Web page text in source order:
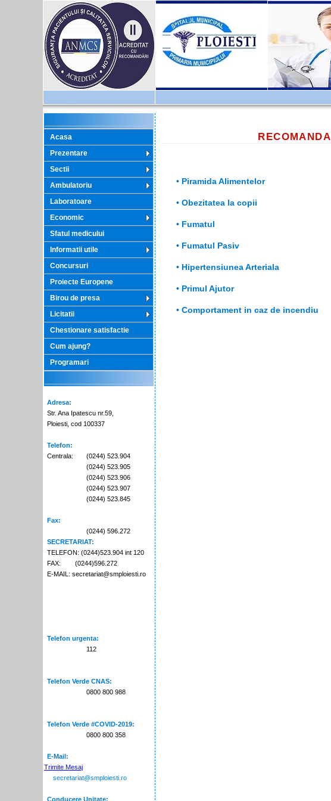
Acasa
Prezentare
Sectii
Ambulatoriu
Laboratoare
Economic
Sfatul medicului
Informatii utile
Concursuri
Proiecte Europene
Birou de presa
Licitatii
Chestionare satisfactie
Cum ajung?
Programari
Adresa:
Str. Ana Ipatescu nr.59,
Ploiesti, cod 100337
Telefon:
Centrala:
(0244) 523.904
(0244) 523.905
(0244) 523.906
(0244) 523.907
(0244) 523.845
Fax:
(0244) 596.272
SECRETARIAT:
TELEFON: (0244)523.904 int 120
FAX: (0244)596.272
E-MAIL: secretariat@smploiesti.ro
Telefon urgenta:
112
Telefon Verde CNAS:
0800 800 988
Telefon Verde #COVID-2019:
0800 800 358
E-Mail:
Trimite Mesaj
secretariat@smploiesti.ro
Conducere Unitate:
• Piramida Alimentelor
• Obezitatea la copii
• Fumatul
• Fumatul Pasiv
• Hipertensiunea Arteriala
• Primul Ajutor
• Comportament in caz de incendiu